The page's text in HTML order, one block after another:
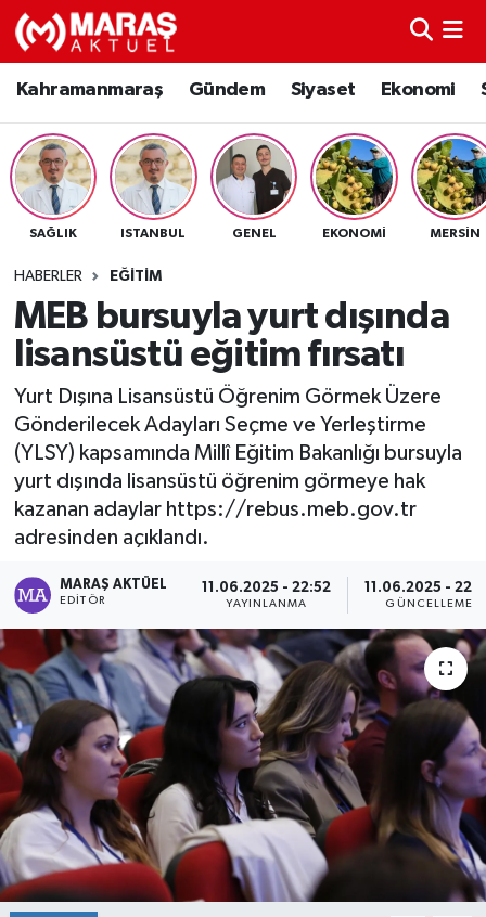
Kahramanmaraş Gündem Siyaset Ekonomi
SAĞLIK ISTANBUL GENEL EKONOMI MERSIN
HABERLER EĞITIM
MEB bursuyla yurt dışında
lisansüstü eğitim fırsatı
Yurt Dışına Lisansüstü Öğrenim Görmek Üzere
Gönderilecek Adayları Seçme ve Yerleştirme
(YLSY) kapsamında Millî Eğitim Bakanlığı bursuyla
yurt dışında lisansüstü öğrenim görmeye hak
kazanan adaylar https://rebus.meb.gov.tr
adresinden açıklandı.
MARAŞ AKTÜEL
EDITÖR
11.06.2025 - 22:52
YAYINLANMA
11.06.2025 -
GÜNCELLEME
Kahramanmaraş
Gündem
Siyaset
Spor
Sağlık
Teknoloji
Eğitim
Kültür Sanat
Nöbetçi Eczaneler
Hava Durumu
Namaz Vakitleri
TFF 3.Lig 4.Grup Puan Durumu ve Fikstür
Tüm Manşetler
Son Dakika Haberleri
Haber Arşivi